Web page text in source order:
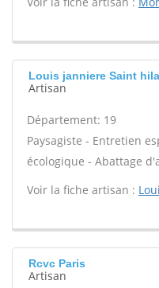
Louis janniere Saint
Artisan
Département: 19
Paysagiste - Entretien
écologique - Abattage
Voir la fiche artisan :
Rcvc Paris
Artisan